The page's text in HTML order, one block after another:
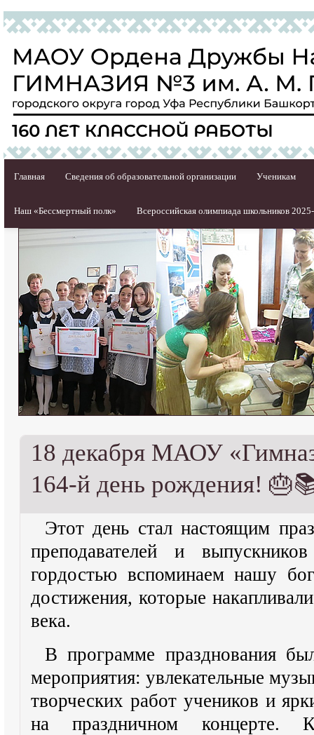
Главная Сведения об образовательной организации Ученикам
Наш «Бессмертный полк» Всероссийская олимпиада школьников
18 декабря МАОУ
164-й день рождения!
Этот день стал настоящим
преподавателей и
гордостью вспоминаем нашу
достижения, которые
века.
В программе празднования
мероприятия: увлекательные
творческих работ учеников и
на праздничном концерте.